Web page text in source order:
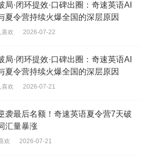
局·闭环提效·口碑出圈：奇速英语AI
夏令营持续火爆全国的深层原因
欢 2026-07-22
局·闭环提效·口碑出圈：奇速英语AI
夏令营持续火爆全国的深层原因
欢 2026-07-21
袭最后名额！奇速英语夏令营7天破
汇量暴涨
欢 2026-07-21